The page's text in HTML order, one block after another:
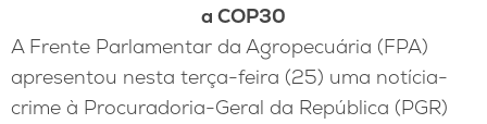
a COP30
A Frente Parlamentar da Agropecuária (FPA)
apresentou nesta terça-feira (25) uma notícia-
crime à Procuradoria-Geral da República (PGR)